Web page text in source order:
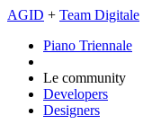
AGID + Team Digitale
Piano Triennale
Le community
Developers
Designers